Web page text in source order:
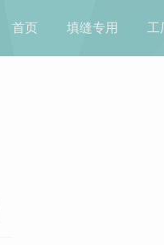
首页 填缝专用 工